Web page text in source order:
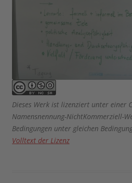
Dieses Werk ist lizenziert unter einer
Namensnennung-NichtKommerziell-
Bedingungen unter gleichen
Volltext der Lizenz